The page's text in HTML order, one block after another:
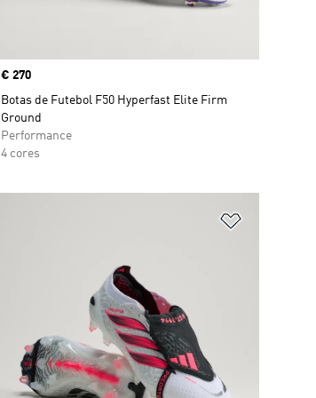
Price
€ 270
Botas de Futebol F50 Hyperfast Elite Firm
Ground
Performance
4 cores